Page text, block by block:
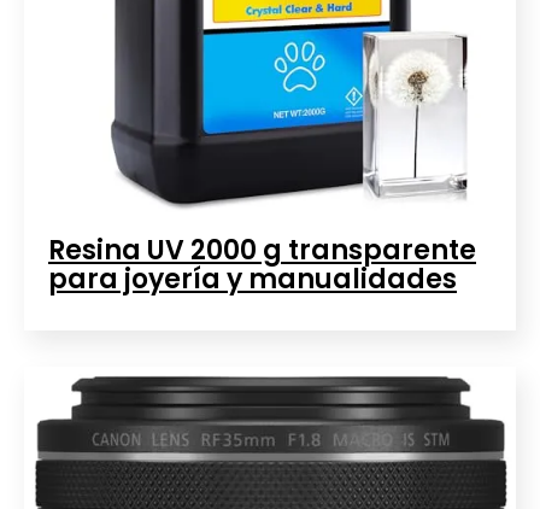
Resina UV 2000 g transparente
para joyería y manualidades